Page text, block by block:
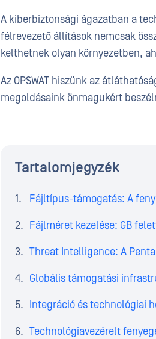
A kiberbiztonsági ágazatban a
félrevezető állítások nemcsak
kelthetnek olyan környezetben,
Az OPSWAT hiszünk az
megoldásaink önmagukért
Tartalomjegyzék
Fájltípus-támogatás: A
Fájlméret kezelése: GB
Threat Intelligence: A
Globális támogatási
Integráció és technológiai
Technológiavezérelt